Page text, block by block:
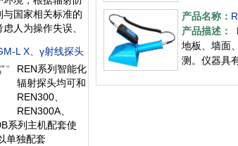
与国家相关标准的
人为操作失误、
能引发的放射性危
要建设一套在线xγ
报警系统。 在线
监测报警系统通过
程集中监测,完成对
L X、γ射线探头
REN系列智能化
辐射探头均可和
REN300、
REN300A、
系列主机配套使
单独配套
产品名称：
产品描述：
地板、墙面
测。仪器具